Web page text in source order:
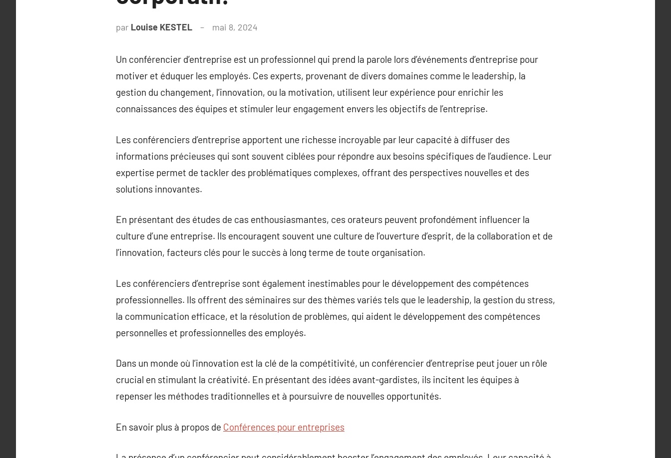
par Louise KESTEL mai 8, 2024
Un conférencier d’entreprise est un professionnel qui prend la parole lors d’événements d’entreprise pour
motiver et éduquer les employés. Ces experts, provenant de divers domaines comme le leadership, la
gestion du changement, l’innovation, ou la motivation, utilisent leur expérience pour enrichir les
connaissances des équipes et stimuler leur engagement envers les objectifs de l’entreprise.
Les conférenciers d’entreprise apportent une richesse incroyable par leur capacité à diffuser des
informations précieuses qui sont souvent ciblées pour répondre aux besoins spécifiques de l’audience. Leur
expertise permet de tackler des problématiques complexes, offrant des perspectives nouvelles et des
solutions innovantes.
En présentant des études de cas enthousiasmantes, ces orateurs peuvent profondément influencer la
culture d’une entreprise. Ils encouragent souvent une culture de l’ouverture d’esprit, de la collaboration et de
l’innovation, facteurs clés pour le succès à long terme de toute organisation.
Les conférenciers d’entreprise sont également inestimables pour le développement des compétences
professionnelles. Ils offrent des séminaires sur des thèmes variés tels que le leadership, la gestion du stress,
la communication efficace, et la résolution de problèmes, qui aident le développement des compétences
personnelles et professionnelles des employés.
Dans un monde où l’innovation est la clé de la compétitivité, un conférencier d’entreprise peut jouer un rôle
crucial en stimulant la créativité. En présentant des idées avant-gardistes, ils incitent les équipes à
repenser les méthodes traditionnelles et à poursuivre de nouvelles opportunités.
En savoir plus à propos de Conférences pour entreprises